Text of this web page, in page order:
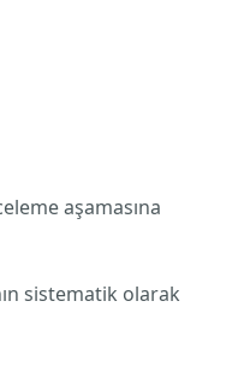
aşamasına
sistematik olarak